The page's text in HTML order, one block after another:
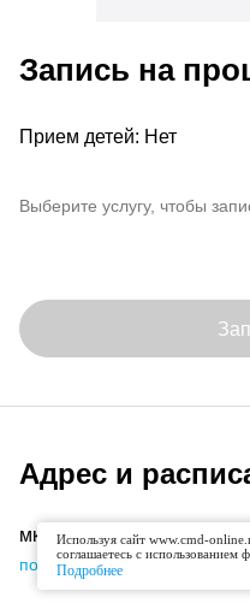
Запись на
Прием детей: Нет
Выберите услугу, чтобы
Адрес и
мкр. Пронина, д. 5
подробнее об офисе
Используя сайт www.cmd-
соглашаетесь с использованием
Подробнее